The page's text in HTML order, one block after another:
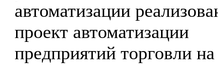
автоматизации
проект автоматизации
предприятий торговли на